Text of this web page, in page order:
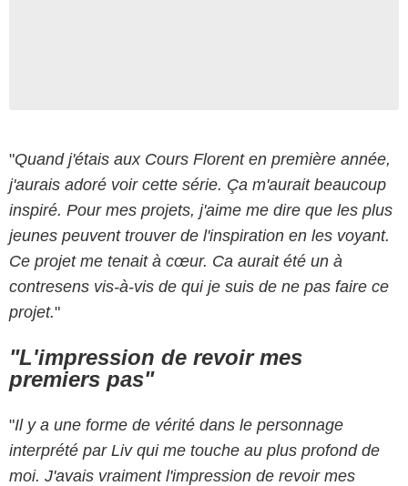
"Quand j'étais aux Cours Florent en première année,
j'aurais adoré voir cette série. Ça m'aurait beaucoup
inspiré. Pour mes projets, j'aime me dire que les plus
jeunes peuvent trouver de l'inspiration en les voyant.
Ce projet me tenait à cœur. Ca aurait été un à
contresens vis-à-vis de qui je suis de ne pas faire ce
projet."
"L'impression de revoir mes
premiers pas"
"Il y a une forme de vérité dans le personnage
interprété par Liv qui me touche au plus profond de
moi. J'avais vraiment l'impression de revoir mes